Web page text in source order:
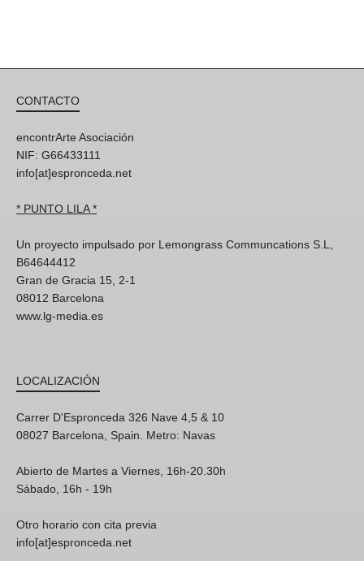
CONTACTO
encontrArte Asociación
NIF: G66433111
info[at]espronceda.net
* PUNTO LILA *
Un proyecto impulsado por Lemongrass Communcations S.L,
B64644412
Gran de Gracia 15, 2-1
08012 Barcelona
www.lg-media.es
LOCALIZACIÓN
Carrer D'Espronceda 326 Nave 4,5 & 10
08027 Barcelona, Spain. Metro: Navas
Abierto de Martes a Viernes, 16h-20.30h
Sábado, 16h - 19h
Otro horario con cita previa
info[at]espronceda.net